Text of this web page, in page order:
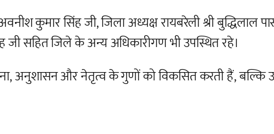
कुमार सिंह जी, जिला अध्यक्ष रायबरेली श्री बुद्धिलाल
जी सहित जिले के अन्य अधिकारीगण भी उपस्थित रहे।
और नेतृत्व के गुणों को विकसित करती हैं, बल्कि उन्हें